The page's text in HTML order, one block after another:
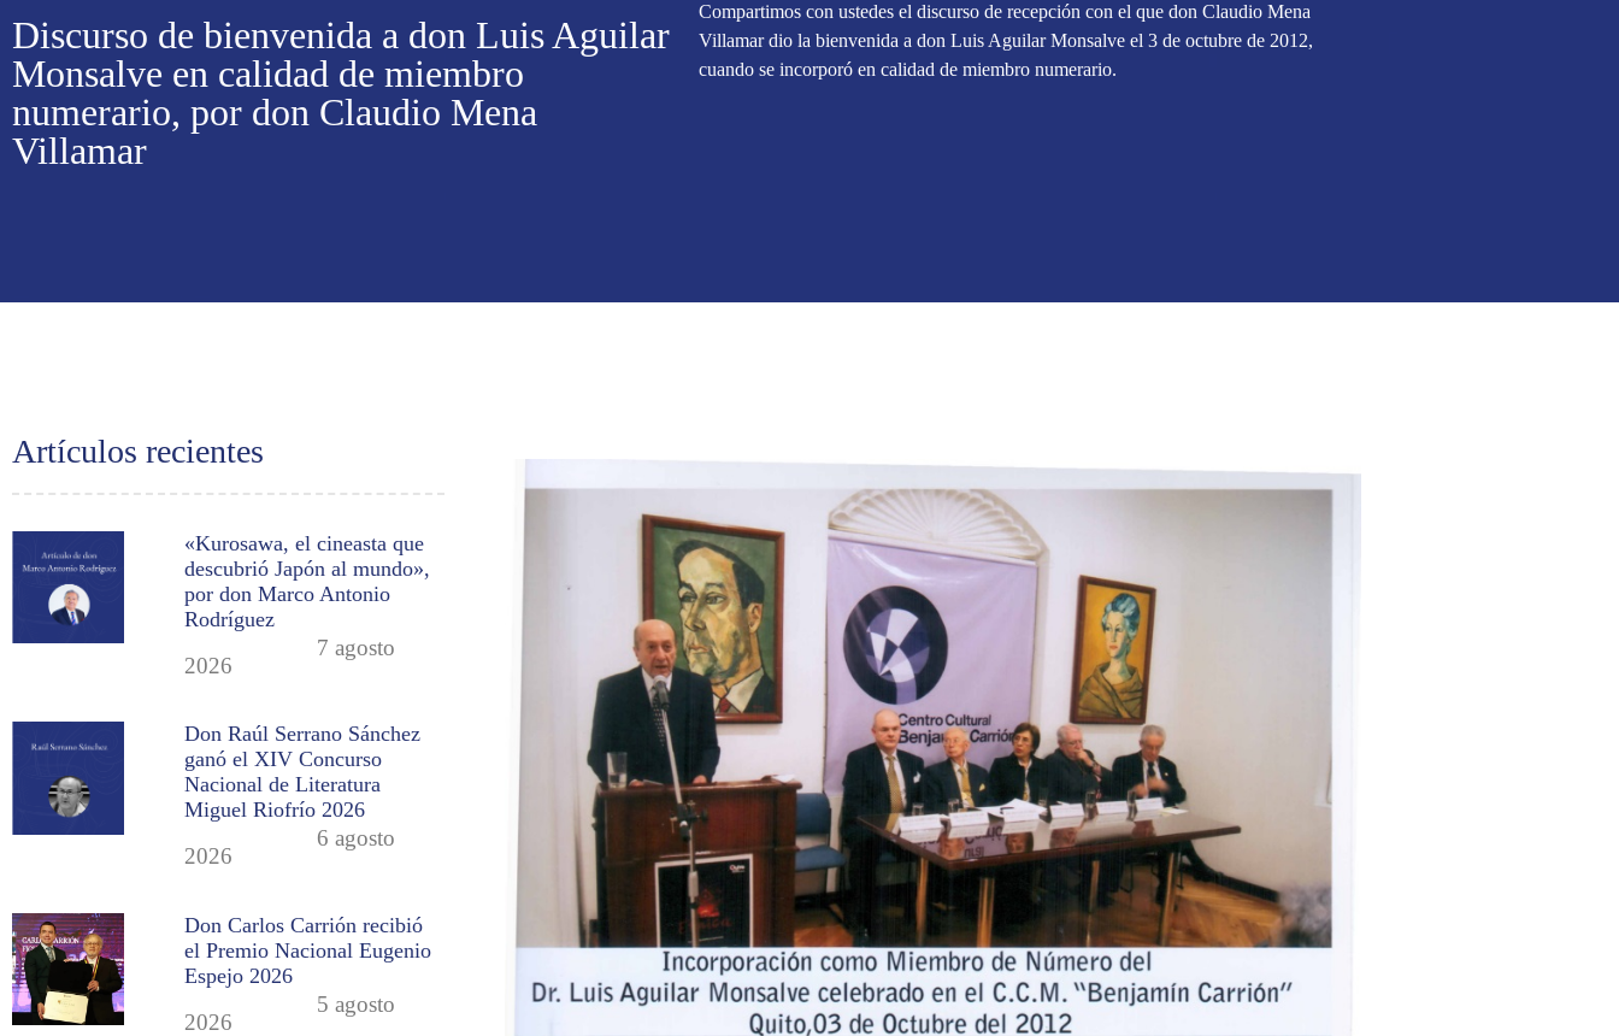
Discurso de bienvenida a don Luis Aguilar
Monsalve en calidad de miembro
numerario, por don Claudio Mena
Villamar
Compartimos con ustedes el discurso de recepción con el que don Claudio Mena
Villamar dio la bienvenida a don Luis Aguilar Monsalve el 3 de octubre de 2012,
cuando se incorporó en calidad de miembro numerario.
Artículos recientes
«Kurosawa, el cineasta que
descubrió Japón al mundo»,
por don Marco Antonio
Rodríguez
7 agosto
2026
Don Raúl Serrano Sánchez
ganó el XIV Concurso
Nacional de Literatura
Miguel Riofrío 2026
6 agosto
2026
Don Carlos Carrión recibió
el Premio Nacional Eugenio
Espejo 2026
5 agosto
2026